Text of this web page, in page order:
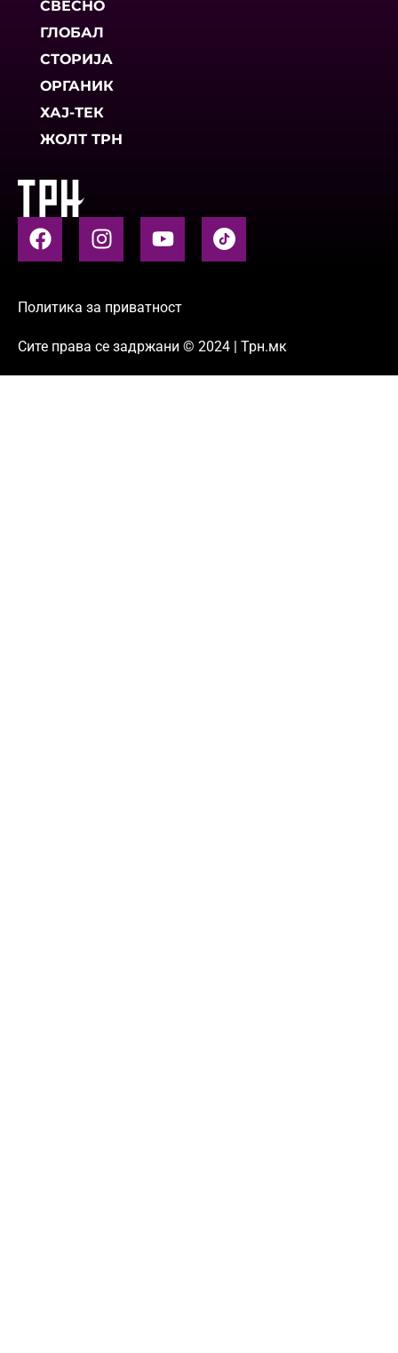
СВЕСНО
ГЛОБАЛ
СТОРИЈА
ОРГАНИК
ХАЈ-ТЕК
ЖОЛТ ТРН
Политика за приватност
Сите права се задржани © 2024 | Трн.мк